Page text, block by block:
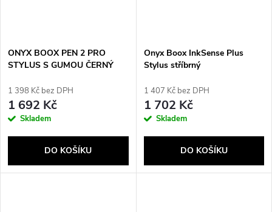
ONYX BOOX PEN 2 PRO
STYLUS S GUMOU ČERNÝ
1 398 Kč bez DPH
1 692 Kč
Skladem
DO KOŠÍKU
Onyx Boox InkSense Plus
Stylus stříbrný
1 407 Kč bez DPH
1 702 Kč
Skladem
DO KOŠÍKU